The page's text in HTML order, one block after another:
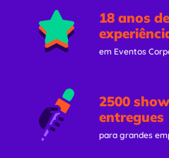
18 anos de
em Eventos
2500
entregues
para grandes